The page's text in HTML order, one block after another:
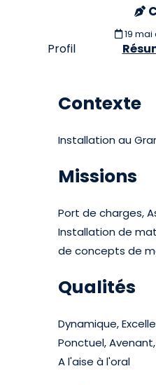
19 mai
Profil
Contexte
Installation au
Missions
Port de charges,
Installation de
de concepts de
Qualités
Dynamique,
Ponctuel,
A l'aise à l'oral